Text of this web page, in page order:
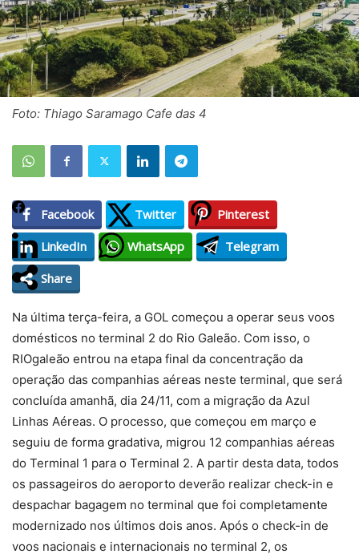
Foto: Thiago Saramago Cafe das 4
Facebook Twitter
Pinterest
LinkedIn
WhatsApp
Telegram
Share
Na última terça-feira, a GOL começou a operar seus voos
domésticos no terminal 2 do Rio Galeão. Com isso, o
RIOgaleão entrou na etapa final da concentração da
operação das companhias aéreas neste terminal, que será
concluída amanhã, dia 24/11, com a migração da Azul
Linhas Aéreas. O processo, que começou em março e
seguiu de forma gradativa, migrou 12 companhias aéreas
do Terminal 1 para o Terminal 2. A partir desta data, todos
os passageiros do aeroporto deverão realizar check-in e
despachar bagagem no terminal que foi completamente
modernizado nos últimos dois anos. Após o check-in de
voos nacionais e internacionais no terminal 2, os